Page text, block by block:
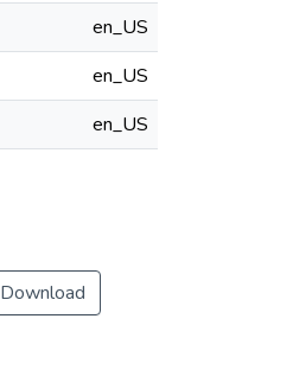
en_US
en_US
en_US
Download